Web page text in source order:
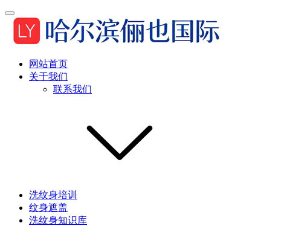
网站首页
关于我们
联系我们
洗纹身培训
纹身遮盖
洗纹身知识库